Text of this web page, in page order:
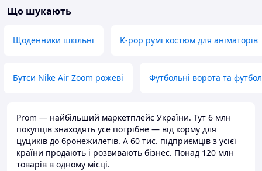
Що шукають
Щоденники шкільні K-pop румі костюм для аніматорів
Бутси Nike Air Zoom рожеві Футбольні ворота та
Prom — найбільший маркетплейс України. Тут 6 млн
покупців знаходять усе потрібне — від корму для
цуциків до бронежилетів. А 60 тис. підприємців з усієї
країни продають і розвивають бізнес. Понад 120 млн
товарів в одному місці.